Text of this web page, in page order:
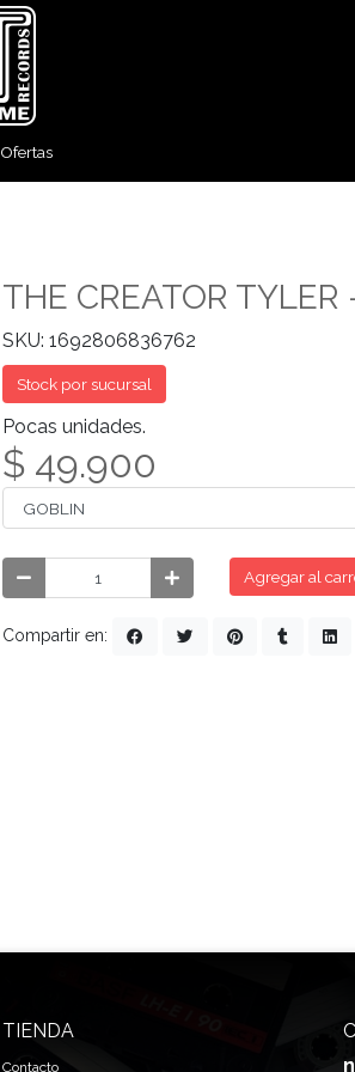
Ofertas
THE CREATOR
SKU: 1692806836762
Stock por sucursal
Pocas unidades.
$ 49.900
Agregar al
Compartir en:
TIENDA
Contacto